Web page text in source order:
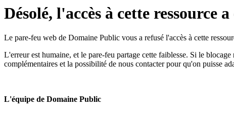
Désolé, l'accès à cette ressource
Le pare-feu web de Domaine Public vous a refusé l'accès à cette
L'erreur est humaine, et le pare-feu partage cette faiblesse. Si le
complémentaires et la possibilité de nous contacter pour qu'on puisse
L'équipe de Domaine Public